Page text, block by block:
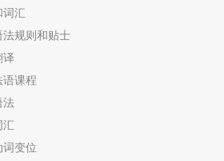
汇
法规则和贴士
译
课程
法
汇
变位